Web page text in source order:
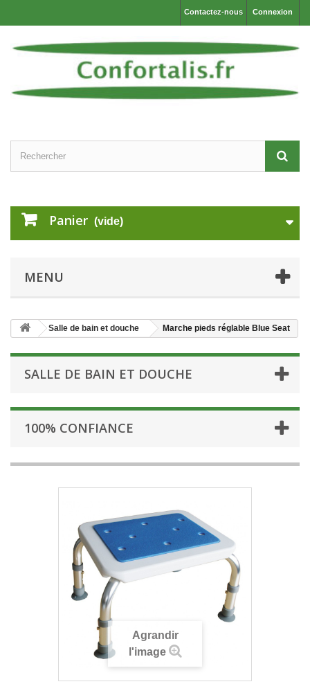
Connexion
Contactez-nous
Panier (vide)
MENU
Salle de bain et douche Marche pieds réglable Blue Seat
SALLE DE BAIN ET DOUCHE
100% CONFIANCE
Agrandir
l'image